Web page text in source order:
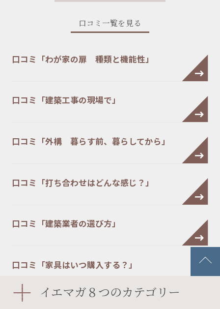
口コミ一覧を見る
口コミ「わが家の扉 種類と機能性」
口コミ「建築工事の現場で」
口コミ「外構 暮らす前、暮らしてから」
口コミ「打ち合わせはどんな感じ？」
口コミ「建築業者の選び方」
口コミ「家具はいつ購入する？」
イエマガ８つのカテゴリー